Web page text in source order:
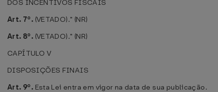
DOS INCENTIVOS FISCAIS
Art. 7º. (VETADO)." (NR)
Art. 8º. (VETADO)." (NR)
CAPÍTULO V
DISPOSIÇÕES FINAIS
Art. 9º. Esta Lei entra em vigor na data de sua publicação.